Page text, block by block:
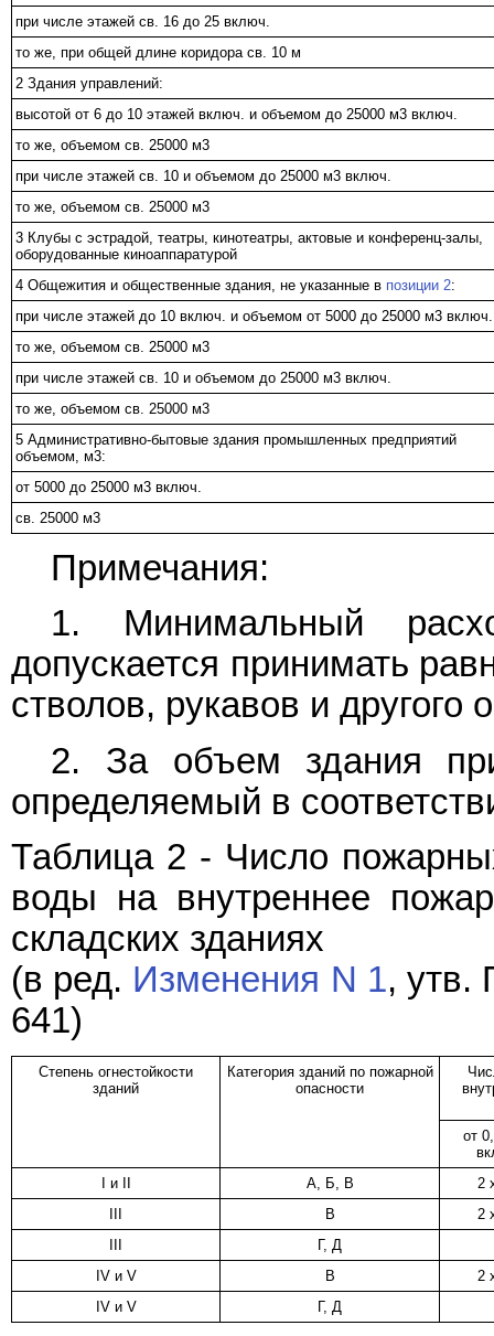
при числе этажей св. 16 до 25 включ.
то же, при общей длине коридора св. 10 м
2 Здания управлений:
высотой от 6 до 10 этажей включ. и объемом до 25000 м3 включ.
то же, объемом св. 25000 м3
при числе этажей св. 10 и объемом до 25000 м3 включ.
то же, объемом св. 25000 м3
3 Клубы с эстрадой, театры, кинотеатры, актовые и конференц-залы,
оборудованные киноаппаратурой
4 Общежития и общественные здания, не указанные в позиции 2:
при числе этажей до 10 включ. и объемом от 5000 до 25000 м3 включ.
то же, объемом св. 25000 м3
при числе этажей св. 10 и объемом до 25000 м3 включ.
то же, объемом св. 25000 м3
5 Административно-бытовые здания промышленных предприятий
объемом, м3:
от 5000 до 25000 м3 включ.
св. 25000 м3
Примечания:
1. Минимальный
допускается принимать
стволов, рукавов и
2. За объем здания
определяемый в
Таблица 2 - Число
воды на внутреннее
складских зданиях
(в ред. Изменения N 1, утв.
641)
Степень огнестойкости
зданий
Категория зданий по пожарной
опасности
от
I и II
А, Б, В
2
В
2
Г, Д
IV и V
В
2
IV и V
Г, Д